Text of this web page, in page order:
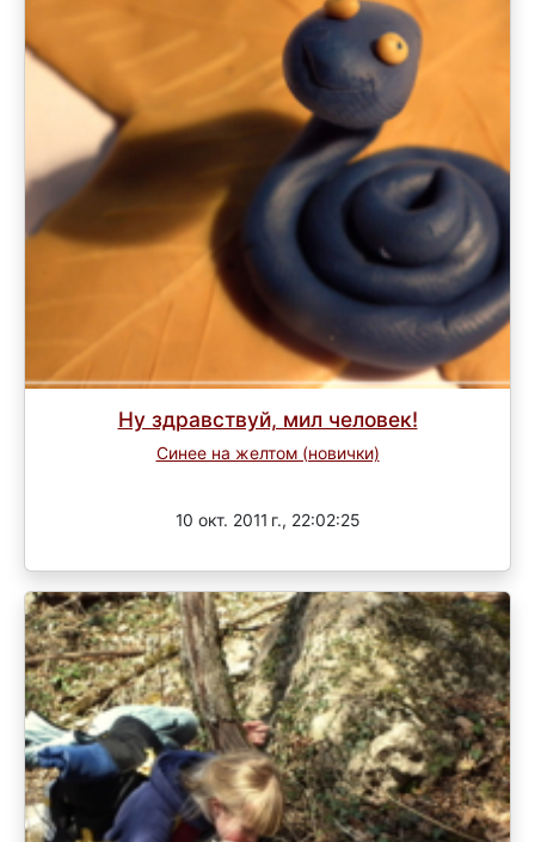
Ну здравствуй, мил человек!
Синее на желтом (новички)
10 окт. 2011 г., 22:02:25